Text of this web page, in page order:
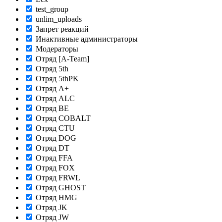
test_group
unlim_uploads
Запрет реакций
Инактивные администраторы
Модераторы
Отряд [A-Team]
Отряд 5th
Отряд 5thPK
Отряд A+
Отряд ALC
Отряд BE
Отряд COBALT
Отряд CTU
Отряд DOG
Отряд DT
Отряд FFA
Отряд FOX
Отряд FRWL
Отряд GHOST
Отряд HMG
Отряд JK
Отряд JW